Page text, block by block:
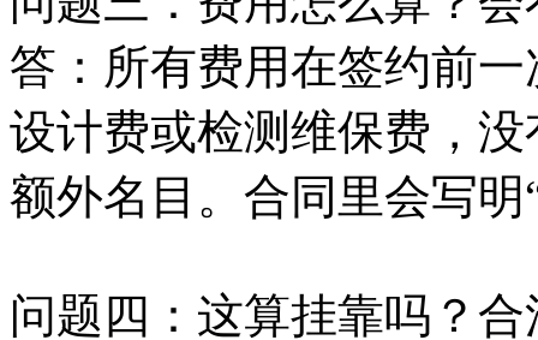
答：所有费用在签约前
设计费或检测维保费，没
额外名目。合同里会写
问题四：这算挂靠吗？合